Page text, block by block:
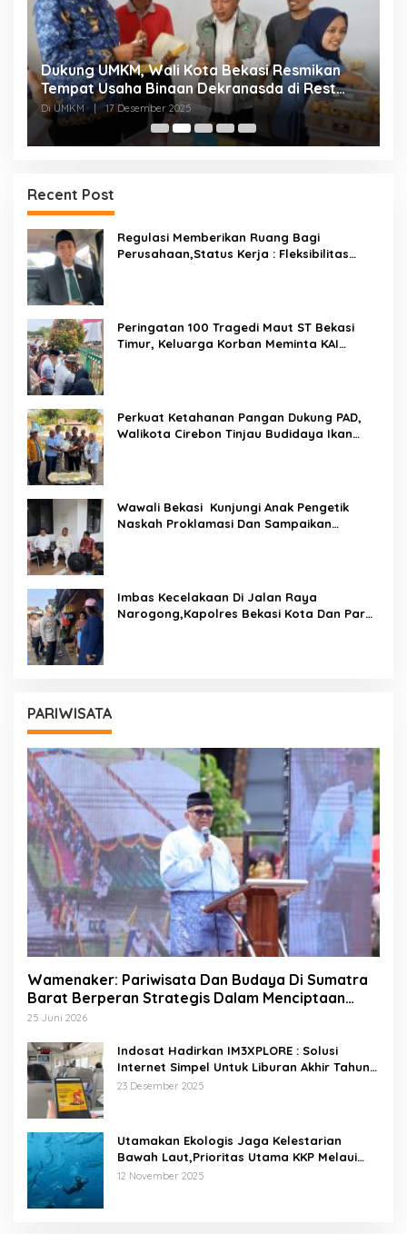
Dukung UMKM, Wali Kota Bekasi Resmikan
Tempat Usaha Binaan Dekranasda di Rest
Area KM 6B Jakarta Cikampek
Di UMKM 17 Desember 2025
Recent Post
Regulasi Memberikan Ruang Bagi
Perusahaan,Status Kerja : Fleksibilitas
Peringatan 100 Tragedi Maut ST Bekasi
Timur, Keluarga Korban Meminta KAI
Perkuat Ketahanan Pangan Dukung PAD,
Walikota Cirebon Tinjau Budidaya Ikan
Wawali Bekasi Kunjungi Anak Pengetik
Naskah Proklamasi Dan Sampaikan
Imbas Kecelakaan Di Jalan Raya
Narogong,Kapolres Bekasi Kota Dan Para
PARIWISATA
Wamenaker: Pariwisata Dan Budaya Di Sumatra
Barat Berperan Strategis Dalam Menciptaan
Lapangan Kerja
25 Juni 2026
Indosat Hadirkan IM3XPLORE : Solusi
Internet Simpel Untuk Liburan Akhir Tahun
Ke Destinasi Wisata Domestik Dan Trip Luar
23 Desember 2025
Utamakan Ekologis Jaga Kelestarian
Bawah Laut,Prioritas Utama KKP Melaui
Pariwisata Laut Diving Jadi Ekonomi Biru
12 November 2025